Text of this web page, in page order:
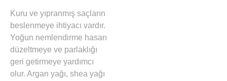
Kuru ve yıpranmış saçların
beslenmeye ihtiyacı vardır.
Yoğun nemlendirme hasarı
düzeltmeye ve parlaklığı
geri getirmeye yardımcı
olur. Argan yağı, shea yağı